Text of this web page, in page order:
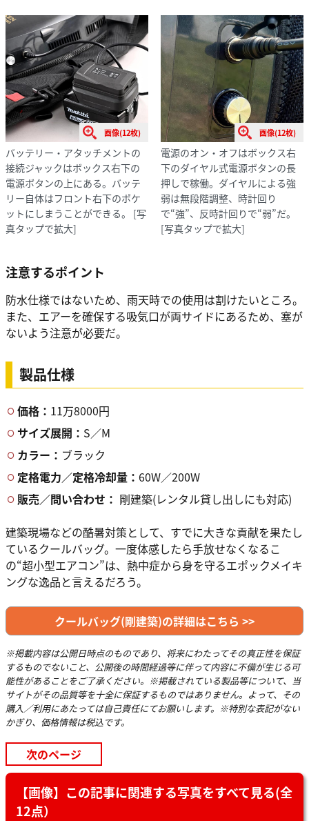
画像(12枚)
バッテリー・アタッチメントの
接続ジャックはボックス右下の
電源ボタンの上にある。バッテ
リー自体はフロント右下のポケ
ットにしまうことができる。
[写
真タップで拡大]
画像(12枚)
電源のオン・オフはボックス右
下のダイヤル式電源ボタンの長
押しで稼働。ダイヤルによる強
弱は無段階調整、時計回り
で“強”、反時計回りで“弱”だ。
[写真タップで拡大]
注意するポイント
防水仕様ではないため、雨天時での使用は割けたいところ。
また、エアーを確保する吸気口が両サイドにあるため、塞が
ないよう注意が必要だ。
製品仕様
価格： 11万8000円
サイズ展開： S／M
カラー： ブラック
定格電力／定格冷却量： 60W／200W
販売／問い合わせ： 剛建築(レンタル貸し出しにも対応)
建築現場などの酷暑対策として、すでに大きな貢献を果たし
ているクールバッグ。一度体感したら手放せなくなるこ
の“超小型エアコン”は、熱中症から身を守るエポックメイキ
ングな逸品と言えるだろう。
クールバッグ(剛建築)の詳細はこちら >>
※掲載内容は公開日時点のものであり、将来にわたってその真正性を保証
するものでないこと、公開後の時間経過等に伴って内容に不備が生じる可
能性があることをご了承ください。※掲載されている製品等について、当
サイトがその品質等を十全に保証するものではありません。よって、その
購入／利用にあたっては自己責任にてお願いします。※特別な表記がない
かぎり、価格情報は税込です。
次のページ
【画像】この記事に関連する写真をすべて見る(全
12点）